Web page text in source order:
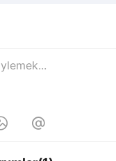
